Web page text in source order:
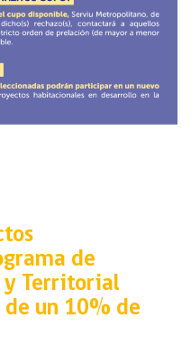
de
y Territorial
de un 10% de